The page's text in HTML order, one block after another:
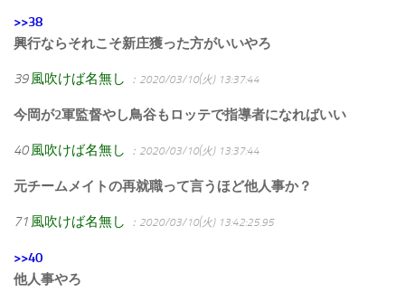
>>38
興行ならそれこそ新庄獲った方がいいやろ
39 風吹けば名無し ：2020/03/10(火) 13:37:44
今岡が2軍監督やし鳥谷もロッテで指導者になればいい
40 風吹けば名無し ：2020/03/10(火) 13:37:44
元チームメイトの再就職って言うほど他人事か？
71 風吹けば名無し ：2020/03/10(火) 13:42:25.95
>>40
他人事やろ